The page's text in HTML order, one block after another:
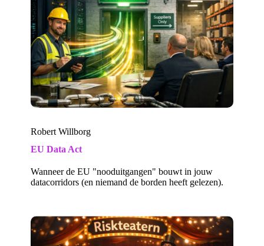
Robert Willborg
EU Data Act
Wanneer de EU "nooduitgangen" bouwt in jouw
datacorridors (en niemand de borden heeft gelezen).